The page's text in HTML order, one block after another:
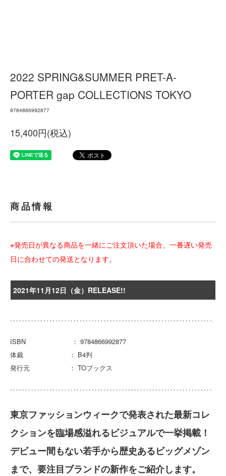
2022 SPRING&SUMMER PRET-A-
PORTER gap COLLECTIONS TOKYO
9784866992877
15,400円(税込)
商品情報
※発売日が異なる商品を一緒にご注文頂いた場合、一番遅い発売
日に合わせての発送となります。
2021年11月12日（金）RELEASE!!
ISBN ： 9784866992877
体裁 ： B4判
発行元 ： TOブックス
東京ファッションウィークで発表された最新コレ
クションを臨場感溢れるビジュアルで一挙掲載！
デビュー間もない若手から歴史あるビッグメゾン
まで、要注目ブランドの新作をご紹介します。